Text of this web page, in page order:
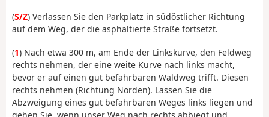
(S/Z) Verlassen Sie den Parkplatz in südöstlicher Richtung
auf dem Weg, der die asphaltierte Straße fortsetzt.
(1) Nach etwa 300 m, am Ende der Linkskurve, den Feldweg
rechts nehmen, der eine weite Kurve nach links macht,
bevor er auf einen gut befahrbaren Waldweg trifft. Diesen
rechts nehmen (Richtung Norden). Lassen Sie die
Abzweigung eines gut befahrbaren Weges links liegen und